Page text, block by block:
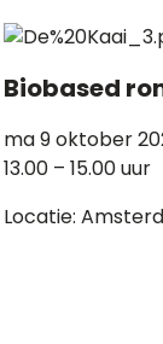
Biobased
ma 9 oktober
13.00 – 15.00 uur
Locatie: